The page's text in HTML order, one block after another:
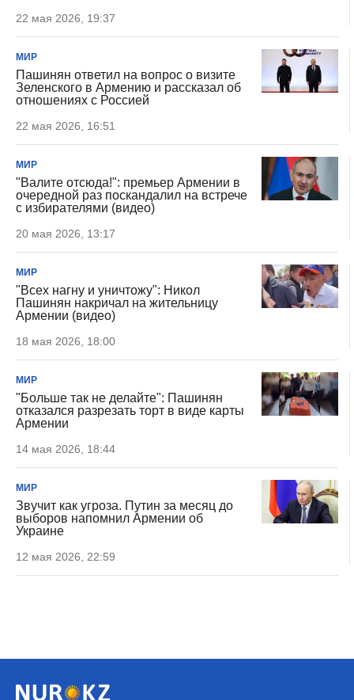
22 мая 2026, 19:37
МИР
Пашинян ответил на вопрос о визите
Зеленского в Армению и рассказал об
отношениях с Россией
22 мая 2026, 16:51
МИР
"Валите отсюда!": премьер Армении в
очередной раз поскандалил на встрече
с избирателями (видео)
20 мая 2026, 13:17
МИР
"Всех нагну и уничтожу": Никол
Пашинян накричал на жительницу
Армении (видео)
18 мая 2026, 18:00
МИР
"Больше так не делайте": Пашинян
отказался разрезать торт в виде карты
Армении
14 мая 2026, 18:44
МИР
Звучит как угроза. Путин за месяц до
выборов напомнил Армении об
Украине
12 мая 2026, 22:59